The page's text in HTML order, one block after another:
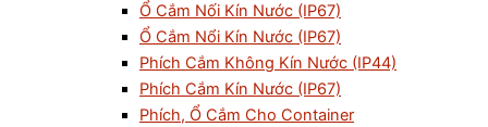
Ổ Cắm Nối Kín Nước (IP67)
Ổ Cắm Nổi Kín Nước (IP67)
Phích Cắm Không Kín Nước (IP44)
Phích Cắm Kín Nước (IP67)
Phích, Ổ Cắm Cho Container